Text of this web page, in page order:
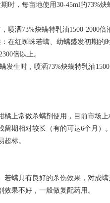
期时，每亩地使用30-45ml的73%
喷洒73%炔螨特乳油1500-2000倍
：在红蜘蛛若螨、幼螨盛发初期
倍以上。
发生时，喷洒73%炔螨特乳油
橘上常做杀螨剂使用，目前市场
留期相对较长（有的可达6个月
超标。
若螨具有良好的杀伤效果，对成
果不好，一般做复配药用。